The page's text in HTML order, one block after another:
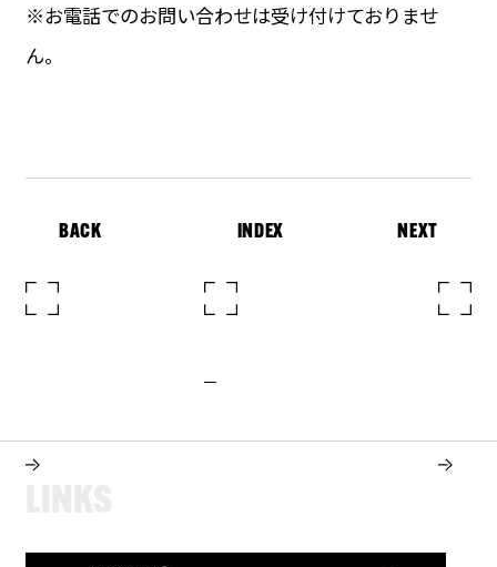
※お電話でのお問い合わせは受け付けておりませ
ん。
BACK INDEX NEXT